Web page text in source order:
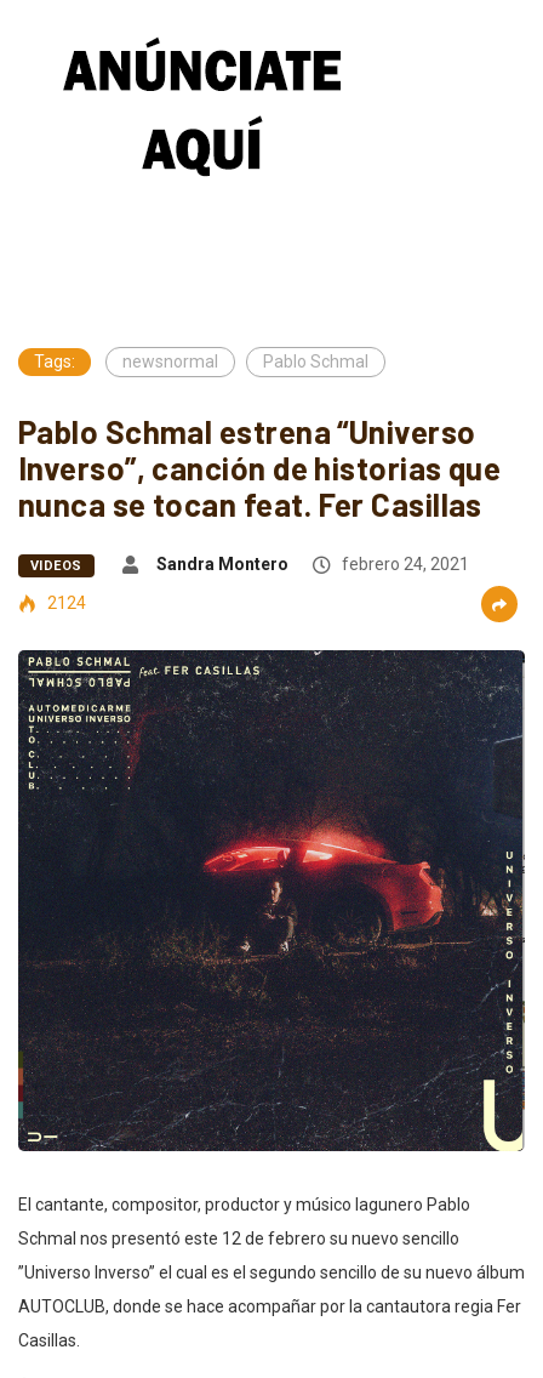
Tags: newsnormal Pablo Schmal
Pablo Schmal estrena “Universo
Inverso”, canción de historias que
nunca se tocan feat. Fer Casillas
VIDEOS Sandra Montero
febrero 24, 2021
2124
El cantante, compositor, productor y músico lagunero Pablo
Schmal nos presentó este 12 de febrero su nuevo sencillo
”Universo Inverso” el cual es el segundo sencillo de su nuevo álbum
AUTOCLUB, donde se hace acompañar por la cantautora regia Fer
Casillas.